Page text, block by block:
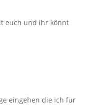
euch und ihr könnt
eingehen die ich für